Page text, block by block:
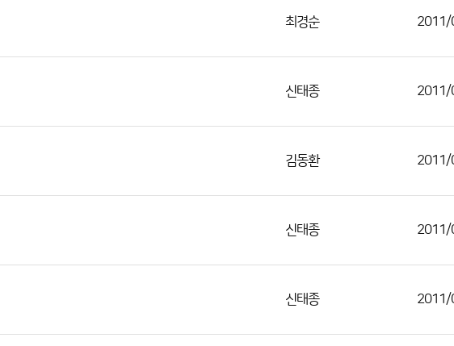
최경순 2011/
신태종 2011/
김동환 2011/
신태종 2011/
신태종 2011/